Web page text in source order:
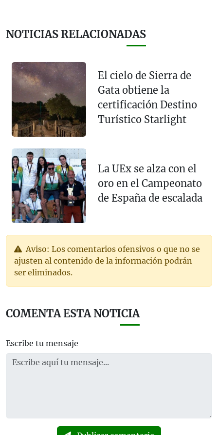
NOTICIAS RELACIONADAS
El cielo de Sierra de
Gata obtiene la
certificación Destino
Turístico Starlight
La UEx se alza con el
oro en el Campeonato
de España de escalada
Aviso: Los comentarios ofensivos o que no se
ajusten al contenido de la información podrán
ser eliminados.
COMENTA ESTA NOTICIA
Escribe tu mensaje